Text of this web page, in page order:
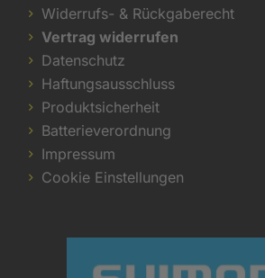
Widerrufs- & Rückgaberecht
Vertrag widerrufen
Datenschutz
Haftungsausschluss
Produktsicherheit
Batterieverordnung
Impressum
Cookie Einstellungen